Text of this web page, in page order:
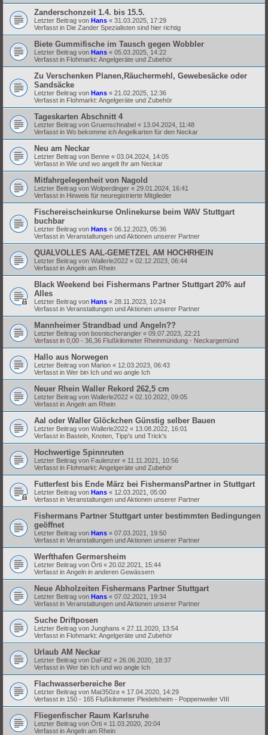
Zanderschonzeit 1.4. bis 15.5.
Letzter Beitrag von Hans « 31.03.2025, 17:29
Verfasst in Die Zander Spezialisten sind hier richtig
Biete Gummifische im Tausch gegen Wobbler
Letzter Beitrag von Hans « 05.03.2025, 14:22
Verfasst in Flohmarkt: Angelgeräte und Zubehör
Zu Verschenken Planen,Räuchermehl, Gewebesäcke oder
Sandsäcke
Letzter Beitrag von Hans « 21.02.2025, 12:36
Verfasst in Flohmarkt: Angelgeräte und Zubehör
Tageskarten Abschnitt 4
Letzter Beitrag von Gruenschnabel « 13.04.2024, 11:48
Verfasst in Wo bekomme ich Angelkarten für den Neckar
Neu am Neckar
Letzter Beitrag von Benne « 03.04.2024, 14:05
Verfasst in Wie und wo angelt Ihr am Neckar
Mitfahrgelegenheit von Nagold
Letzter Beitrag von Wolperdinger « 29.01.2024, 16:41
Verfasst in Hinweis für neuregistrierte Mitglieder
Fischereischeinkurse Onlinekurse beim WAV Stuttgart
buchbar
Letzter Beitrag von Hans « 06.12.2023, 05:36
Verfasst in Veranstaltungen und Aktionen unserer Partner
QUALVOLLES AAL-GEMETZEL AM HOCHRHEIN
Letzter Beitrag von Wallerle2022 « 02.12.2023, 06:44
Verfasst in Angeln am Rhein
Black Weekend bei Fishermans Partner Stuttgart 20% auf
Alles
Letzter Beitrag von Hans « 28.11.2023, 10:24
Verfasst in Veranstaltungen und Aktionen unserer Partner
Mannheimer Strandbad und Angeln??
Letzter Beitrag von bosnischerangler « 09.07.2023, 22:21
Verfasst in 0,00 - 36,36 Flußkilometer Rheinmündung - Neckargemünd
Hallo aus Norwegen
Letzter Beitrag von Marion « 12.03.2023, 06:43
Verfasst in Wer bin Ich und wo angle Ich
Neuer Rhein Waller Rekord 262,5 cm
Letzter Beitrag von Wallerle2022 « 02.10.2022, 09:05
Verfasst in Angeln am Rhein
Aal oder Waller Glöckchen Günstig selber Bauen
Letzter Beitrag von Wallerle2022 « 13.08.2022, 16:01
Verfasst in Basteln, Knoten, Tipp's und Trick's
Hochwertige Spinnruten
Letzter Beitrag von Faulenzer « 11.11.2021, 10:56
Verfasst in Flohmarkt: Angelgeräte und Zubehör
Futterfest bis Ende März bei FishermansPartner in Stuttgart
Letzter Beitrag von Hans « 12.03.2021, 05:00
Verfasst in Veranstaltungen und Aktionen unserer Partner
Fishermans Partner Stuttgart unter bestimmten Bedingungen
geöffnet
Letzter Beitrag von Hans « 07.03.2021, 19:50
Verfasst in Veranstaltungen und Aktionen unserer Partner
Werfthafen Germersheim
Letzter Beitrag von Örti « 20.02.2021, 15:44
Verfasst in Angeln in anderen Gewässern
Neue Abholzeiten Fishermans Partner Stuttgart
Letzter Beitrag von Hans « 07.02.2021, 19:34
Verfasst in Veranstaltungen und Aktionen unserer Partner
Suche Driftposen
Letzter Beitrag von Junghans « 27.11.2020, 13:54
Verfasst in Flohmarkt: Angelgeräte und Zubehör
Urlaub AM Neckar
Letzter Beitrag von DaFi82 « 26.06.2020, 18:37
Verfasst in Wer bin Ich und wo angle Ich
Flachwasserbereiche 8er
Letzter Beitrag von Mat350ze « 17.04.2020, 14:29
Verfasst in 150 - 165 Flußkilometer Pleidelsheim - Poppenweiler VIII
Fliegenfischer Raum Karlsruhe
Letzter Beitrag von Örti « 11.03.2020, 20:04
Verfasst in Angeln am Rhein